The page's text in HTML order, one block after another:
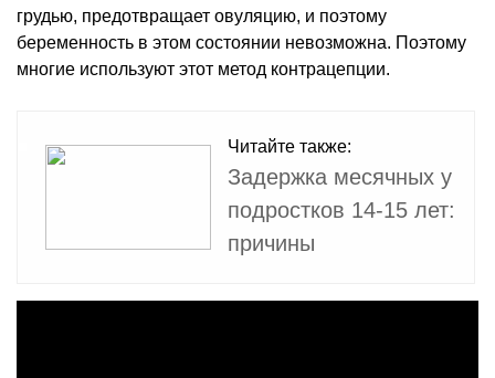
грудью, предотвращает овуляцию, и поэтому
беременность в этом состоянии невозможна. Поэтому
многие используют этот метод контрацепции.
Читайте также:
Задержка месячных у
подростков 14-15 лет:
причины